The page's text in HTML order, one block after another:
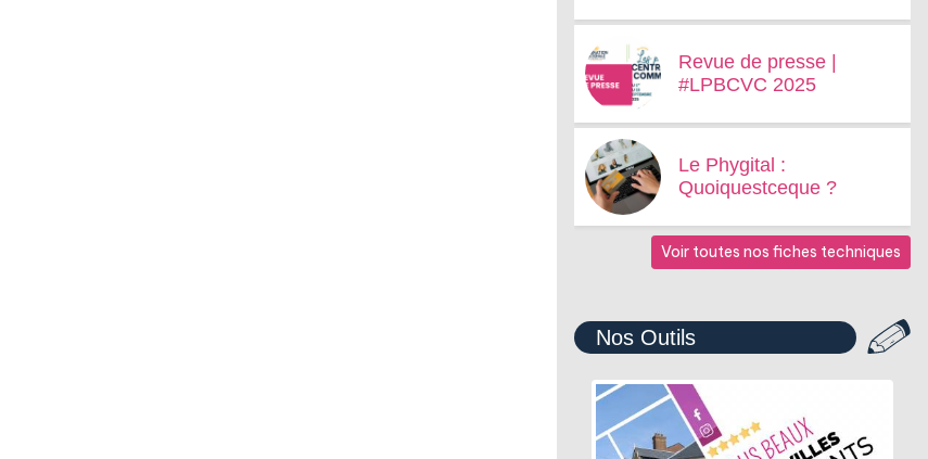
Revue de presse |
#LPBCVC 2025
Le Phygital :
Quoiquestceque ?
Voir toutes nos fiches techniques
Nos Outils